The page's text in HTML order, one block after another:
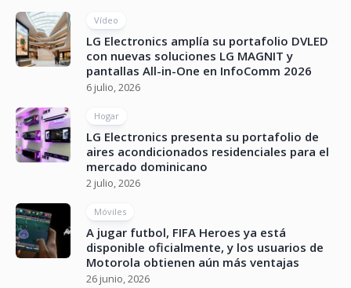
Vídeo
LG Electronics amplía su portafolio DVLED
con nuevas soluciones LG MAGNIT y
pantallas All-in-One en InfoComm 2026
6 julio, 2026
Hogar
LG Electronics presenta su portafolio de
aires acondicionados residenciales para el
mercado dominicano
2 julio, 2026
Móviles
A jugar futbol, FIFA Heroes ya está
disponible oficialmente, y los usuarios de
Motorola obtienen aún más ventajas
26 junio, 2026